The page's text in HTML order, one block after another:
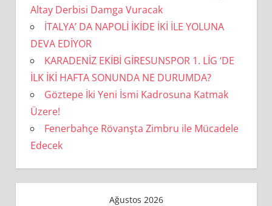
Altay Derbisi Damga Vuracak
İTALYA’ DA NAPOLİ İKİDE İKİ İLE YOLUNA
DEVA EDİYOR
KARADENİZ EKİBİ GİRESUNSPOR 1. LİG ‘DE
İLK İKİ HAFTA SONUNDA NE DURUMDA?
Göztepe İki Yeni İsmi Kadrosuna Katmak
Üzere!
Fenerbahçe Rövanşta Zimbru ile Mücadele
Edecek
Ağustos 2026